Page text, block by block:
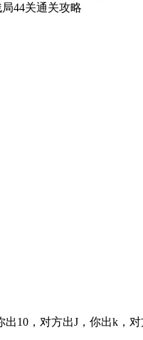
44关通关攻略
10，对方出J，你出k，